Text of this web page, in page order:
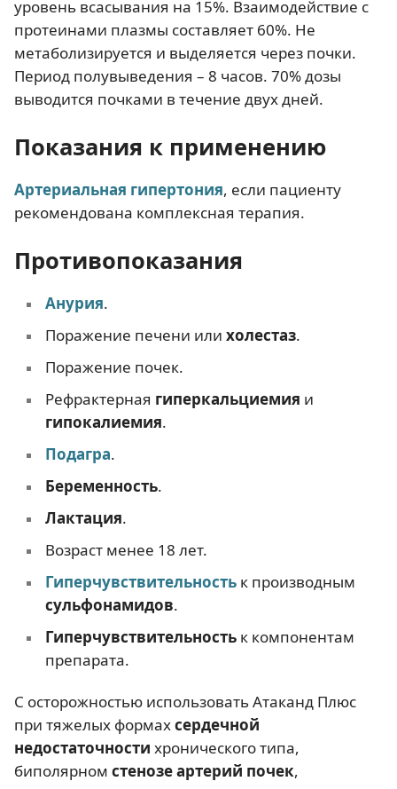
уровень всасывания на 15%. Взаимодействие с
протеинами плазмы составляет 60%. Не
метаболизируется и выделяется через почки.
Период полувыведения – 8 часов. 70% дозы
выводится почками в течение двух дней.
Показания к применению
Артериальная гипертония, если пациенту
рекомендована комплексная терапия.
Противопоказания
Анурия.
Поражение печени или холестаз.
Поражение почек.
Рефрактерная гиперкальциемия и
гипокалиемия.
Подагра.
Беременность.
Лактация.
Возраст менее 18 лет.
Гиперчувствительностьк производным
сульфонамидов.
Гиперчувствительностьк компонентам
препарата.
С осторожностью использовать Атаканд Плюс
при тяжелых формахсердечной
недостаточности хронического типа,
биполярном стенозе артерий почек,